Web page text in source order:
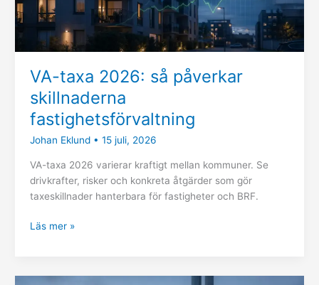
VA-taxa 2026: så påverkar
skillnaderna
fastighetsförvaltning
Johan Eklund • 15 juli, 2026
VA-taxa 2026 varierar kraftigt mellan kommuner. Se
drivkrafter, risker och konkreta åtgärder som gör
taxeskillnader hanterbara för fastigheter och BRF.
Läs mer »